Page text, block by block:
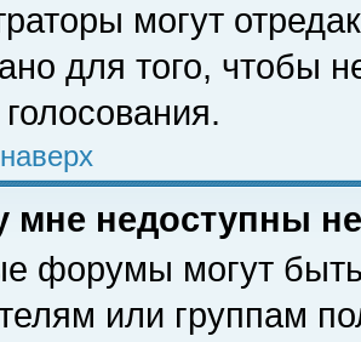
могут
для того, чтобы
мне недоступны
форумы могут
или группам